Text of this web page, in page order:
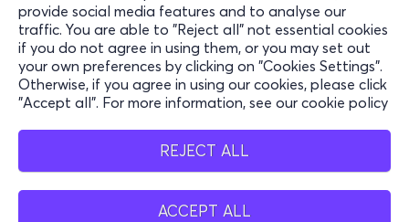
provide social media features and to analyse our
traffic. You are able to "Reject all" not essential cookies
if you do not agree in using them, or you may set out
your own preferences by clicking on "Cookies Settings".
Otherwise, if you agree in using our cookies, please click
"Accept all". For more information, see our cookie policy
REJECT ALL
ACCEPT ALL
негови оригинални картини, рисунки и фотографии.
Концертът на9 юни ще събере на едно място
класики от каталога на Jurassic 5, солови парчета и
характерния флоу, който превърна Chali 2na в
по целия свят.
www.sofialivefest.com, в мрежата на Eventim и
поддръжка
Останете свързани
Мобилно приложение